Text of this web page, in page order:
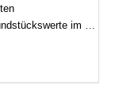
Bayern (§§ 16–23)